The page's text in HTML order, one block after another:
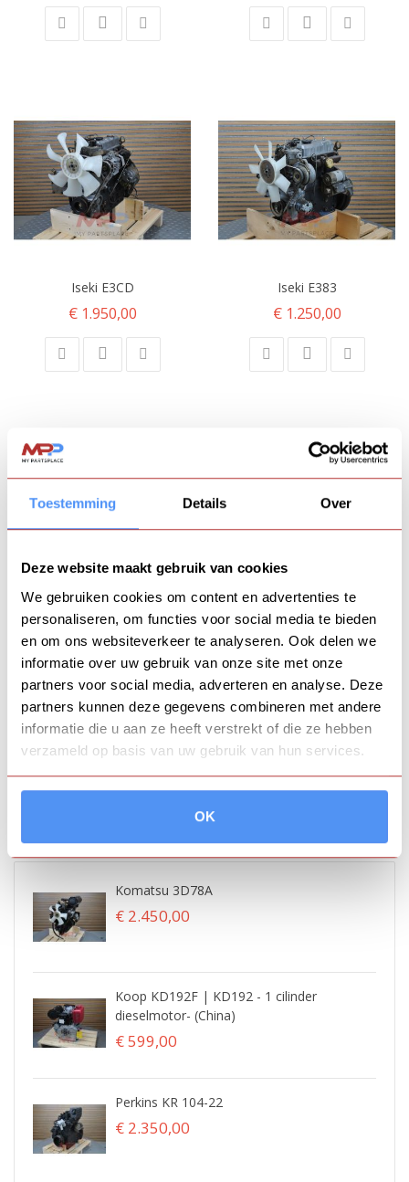
Toestemming Details Over
Deze website maakt gebruik van cookies
We gebruiken cookies om content en advertenties te
personaliseren, om functies voor social media te bieden
en om ons websiteverkeer te analyseren. Ook delen we
informatie over uw gebruik van onze site met onze
partners voor social media, adverteren en analyse. Deze
partners kunnen deze gegevens combineren met andere
informatie die u aan ze heeft verstrekt of die ze hebben
verzameld op basis van uw gebruik van hun services.
OK
Iseki E3CD
€ 1.950,00
Iseki E383
€ 1.250,00
Iseki E3CC
€ 1.850,00
FEATURED PRODUCTS
Komatsu 3D78A
€ 2.450,00
Koop KD192F | KD192 - 1 cilinder
dieselmotor- (China)
€ 599,00
Perkins KR 104-22
€ 2.350,00